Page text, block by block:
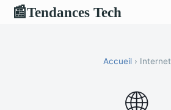
📰Tendances Tech
Accueil› Internet